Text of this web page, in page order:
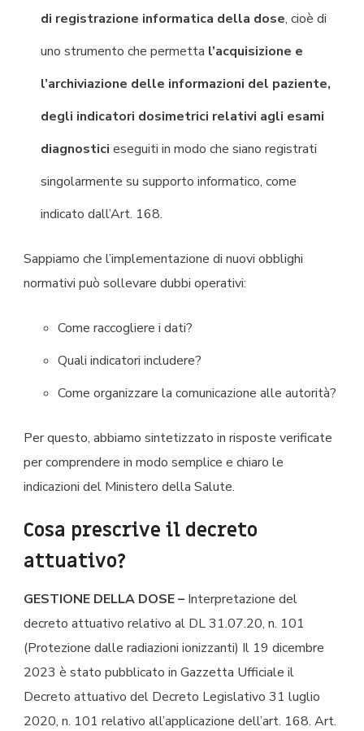
di registrazione informatica della dose, cioè di
uno strumento che permetta l’acquisizione e
l’archiviazione delle informazioni del paziente,
degli indicatori dosimetrici relativi agli esami
diagnostici eseguiti in modo che siano registrati
singolarmente su supporto informatico, come
indicato dall’Art. 168.
Sappiamo che l’implementazione di nuovi obblighi
normativi può sollevare dubbi operativi:
Come raccogliere i dati?
Quali indicatori includere?
Come organizzare la comunicazione alle autorità?
Per questo, abbiamo sintetizzato in risposte verificate
per comprendere in modo semplice e chiaro le
indicazioni del Ministero della Salute.
Cosa prescrive il decreto
attuativo?
GESTIONE DELLA DOSE – Interpretazione del
decreto attuativo relativo al DL 31.07.20, n. 101
(Protezione dalle radiazioni ionizzanti) Il 19 dicembre
2023 è stato pubblicato in Gazzetta Ufficiale il
Decreto attuativo del Decreto Legislativo 31 luglio
2020, n. 101 relativo all’applicazione dell’art. 168. Art.